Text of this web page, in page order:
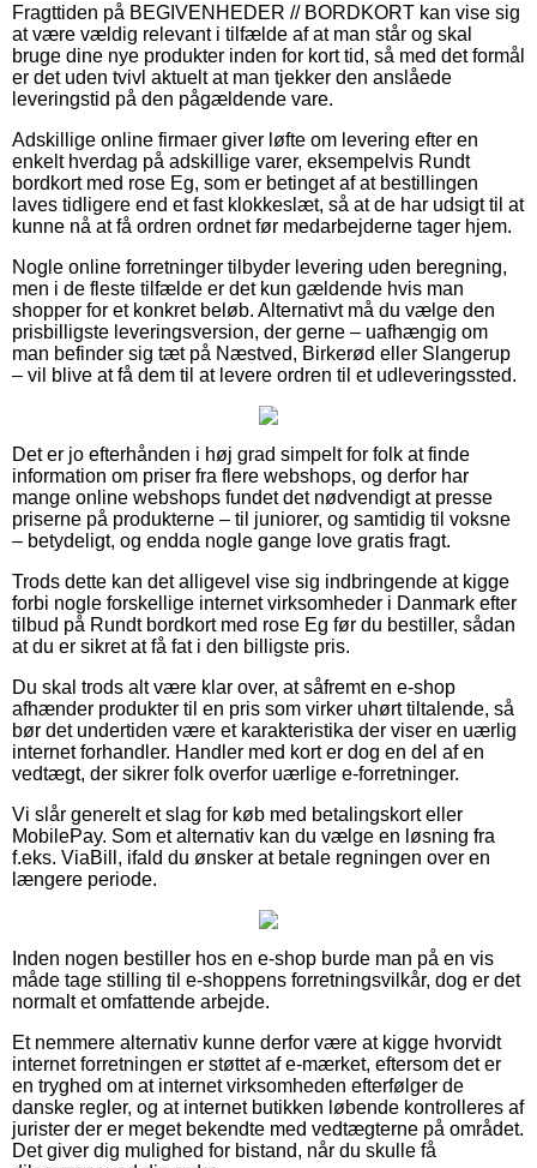
Fragttiden på BEGIVENHEDER // BORDKORT kan vise sig
at være vældig relevant i tilfælde af at man står og skal
bruge dine nye produkter inden for kort tid, så med det formål
er det uden tvivl aktuelt at man tjekker den anslåede
leveringstid på den pågældende vare.
Adskillige online firmaer giver løfte om levering efter en
enkelt hverdag på adskillige varer, eksempelvis Rundt
bordkort med rose Eg, som er betinget af at bestillingen
laves tidligere end et fast klokkeslæt, så at de har udsigt til at
kunne nå at få ordren ordnet før medarbejderne tager hjem.
Nogle online forretninger tilbyder levering uden beregning,
men i de fleste tilfælde er det kun gældende hvis man
shopper for et konkret beløb. Alternativt må du vælge den
prisbilligste leveringsversion, der gerne – uafhængig om
man befinder sig tæt på Næstved, Birkerød eller Slangerup
– vil blive at få dem til at levere ordren til et udleveringssted.
Det er jo efterhånden i høj grad simpelt for folk at finde
information om priser fra flere webshops, og derfor har
mange online webshops fundet det nødvendigt at presse
priserne på produkterne – til juniorer, og samtidig til voksne
– betydeligt, og endda nogle gange love gratis fragt.
Trods dette kan det alligevel vise sig indbringende at kigge
forbi nogle forskellige internet virksomheder i Danmark efter
tilbud på Rundt bordkort med rose Eg før du bestiller, sådan
at du er sikret at få fat i den billigste pris.
Du skal trods alt være klar over, at såfremt en e-shop
afhænder produkter til en pris som virker uhørt tiltalende, så
bør det undertiden være et karakteristika der viser en uærlig
internet forhandler. Handler med kort er dog en del af en
vedtægt, der sikrer folk overfor uærlige e-forretninger.
Vi slår generelt et slag for køb med betalingskort eller
MobilePay. Som et alternativ kan du vælge en løsning fra
f.eks. ViaBill, ifald du ønsker at betale regningen over en
længere periode.
Inden nogen bestiller hos en e-shop burde man på en vis
måde tage stilling til e-shoppens forretningsvilkår, dog er det
normalt et omfattende arbejde.
Et nemmere alternativ kunne derfor være at kigge hvorvidt
internet forretningen er støttet af e-mærket, eftersom det er
en tryghed om at internet virksomheden efterfølger de
danske regler, og at internet butikken løbende kontrolleres af
jurister der er meget bekendte med vedtægterne på området.
Det giver dig mulighed for bistand, når du skulle få